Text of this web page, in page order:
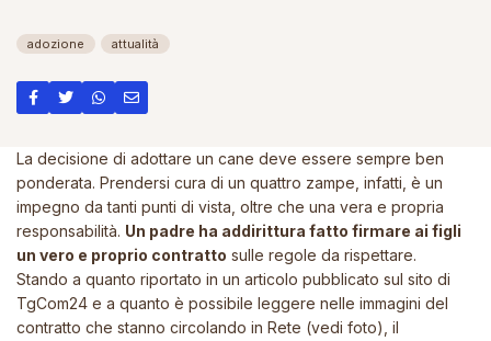
adozione attualità
La decisione di adottare un cane deve essere sempre ben
ponderata. Prendersi cura di un quattro zampe, infatti, è un
impegno da tanti punti di vista, oltre che una vera e propria
responsabilità. Un padre ha addirittura fatto firmare ai figli
un vero e proprio contratto sulle regole da rispettare.
Stando a quanto riportato in un articolo pubblicato sul sito di
TgCom24 e a quanto è possibile leggere nelle immagini del
contratto che stanno circolando in Rete (vedi foto), il